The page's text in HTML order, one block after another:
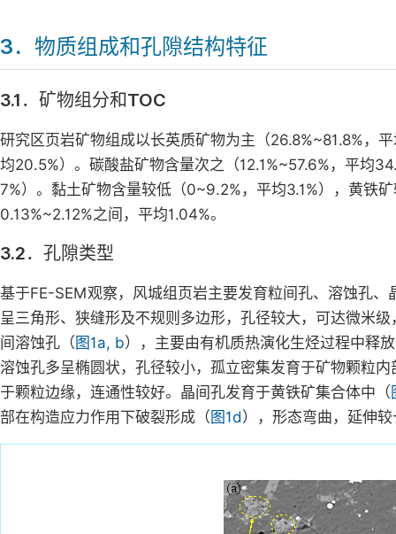
3．物质组成和孔隙结构特征
3.1．矿物组分和TOC
研究区页岩矿物组成以长英质矿物为主（26.8%~81.8%，
均20.5%）。碳酸盐矿物含量次之（12.1%~57.6%，平均
7%）。黏土矿物含量较低（0~9.2%，平均3.1%），黄铁
0.13%~2.12%之间，平均1.04%。
3.2．孔隙类型
基于FE-SEM观察，风城组页岩主要发育粒间孔、溶蚀孔、
呈三角形、狭缝形及不规则多边形，孔径较大，可达微米
间溶蚀孔（ 图1a, b），主要由有机质热演化生烃过程中释
溶蚀孔多呈椭圆状，孔径较小，孤立密集发育于矿物颗粒
于颗粒边缘，连通性较好。晶间孔发育于黄铁矿集合体中（
部在构造应力作用下破裂形成（ 图1d），形态弯曲，延伸